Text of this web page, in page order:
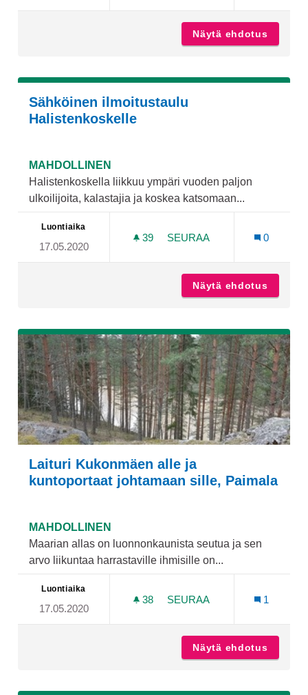
Näytä ehdotus
Sähköinen ilmoitustaulu
Halistenkoskelle
MAHDOLLINEN
Halistenkoskella liikkuu ympäri vuoden paljon
ulkoilijoita, kalastajia ja koskea katsomaan...
Luontiaika
17.05.2020
39 39 SEURAAJAA
SEURAA
0
Näytä ehdotus
Laituri Kukonmäen alle ja
kuntoportaat johtamaan sille, Paimala
MAHDOLLINEN
Maarian allas on luonnonkaunista seutua ja sen
arvo liikuntaa harrastaville ihmisille on...
Luontiaika
17.05.2020
38 38 SEURAAJAA
SEURAA
1
Näytä ehdotus